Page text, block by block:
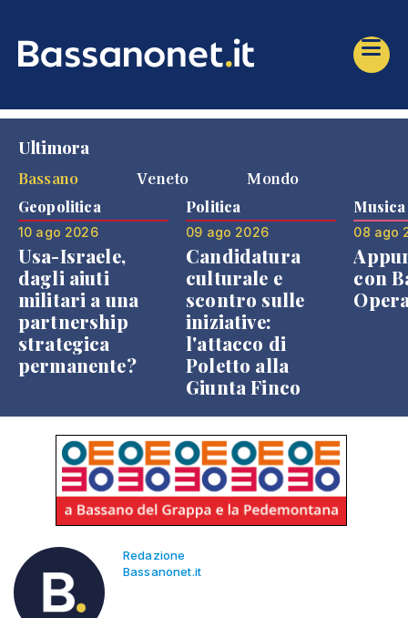
Ultimora
Bassano
Veneto Mondo
Geopolitica
10 ago 2026
Usa-Israele,
dagli aiuti
militari a una
partnership
strategica
permanente?
Politica
09 ago 2026
Candidatura
culturale e
scontro sulle
iniziative:
l'attacco di
Poletto alla
Giunta Finco
Musica
08 ago
con
Redazione
Bassanonet.it